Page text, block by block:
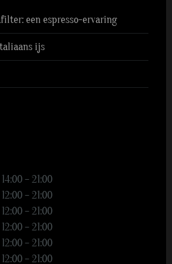
een espresso-ervaring
ijs
14:00 – 21:00
12:00 – 21:00
12:00 – 21:00
12:00 – 21:00
12:00 – 21:00
12:00 – 21:00